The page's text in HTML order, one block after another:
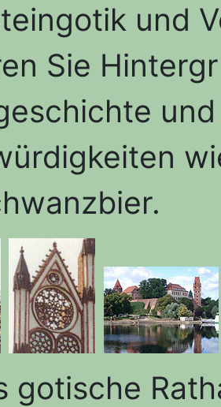
und
Sie
gotische